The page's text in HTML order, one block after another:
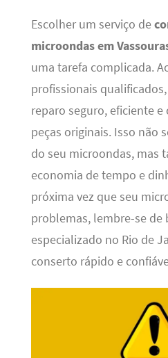
Escolher um serviço de
microondas em
uma tarefa complicada.
profissionais
reparo seguro, eficiente
peças originais. Isso não
do seu microondas, mas
economia de tempo e
próxima vez que seu
problemas, lembre-se de
especializado no Rio de
conserto rápido e